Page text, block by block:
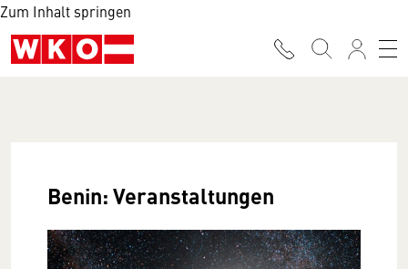
Zum Inhalt springen
Benin: Veranstaltungen